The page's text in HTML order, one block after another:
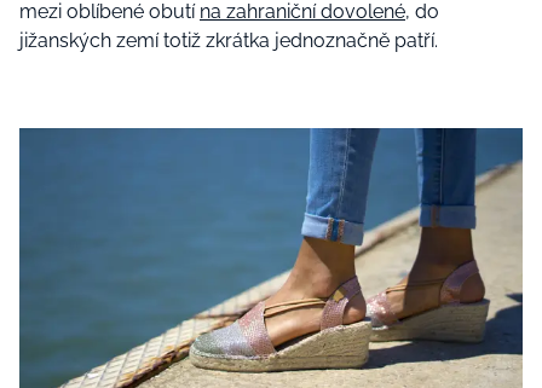
mezi oblíbené obutí na zahraniční dovolené, do
jižanských zemí totiž zkrátka jednoznačně patří.